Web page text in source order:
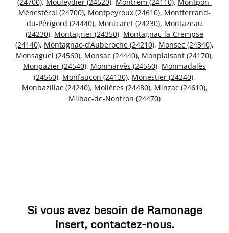
Ménestérol (24700), Montpeyroux (24610), Montferrand-
du-Périgord (24440), Montcaret (24230), Montazeau
(24230), Montagrier (24350), Montagnac-la-Crempse
(24140), Montagnac-d’Auberoche (24210), Monsec (24340),
Monsaguel (24560), Monsac (24440), Monplaisant (24170),
Monpazier (24540), Monmarvès (24560), Monmadalès
(24560), Monfaucon (24130), Monestier (24240),
Monbazillac (24240), Molières (24480), Minzac (24610),
Milhac-de-Nontron (24470)
Si vous avez besoin de Ramonage
insert, contactez-nous.